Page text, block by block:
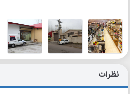
نظرات